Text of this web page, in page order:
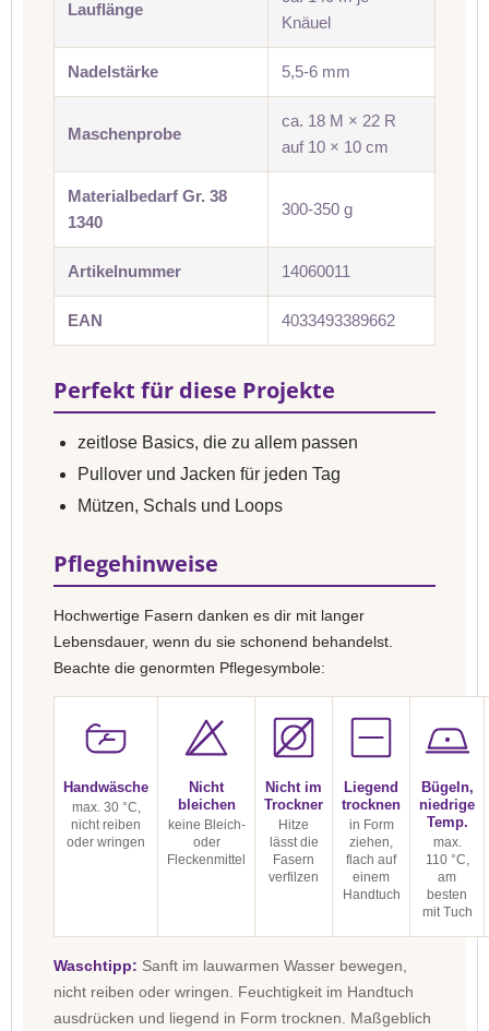
Lauflänge
Knäuel
Nadelstärke 5,5-6 mm
Maschenprobe
ca. 18 M × 22 R
auf 10 × 10 cm
Materialbedarf Gr. 38
1340
300-350 g
Artikelnummer 14060011
EAN 4033493389662
Perfekt für diese Projekte
zeitlose Basics, die zu allem passen
Pullover und Jacken für jeden Tag
Mützen, Schals und Loops
Pflegehinweise
Hochwertige Fasern danken es dir mit langer
Lebensdauer, wenn du sie schonend behandelst.
Beachte die genormten Pflegesymbole:
Handwäsche
max. 30 °C,
nicht reiben
oder wringen
Nicht
bleichen
keine Bleich-
oder
Fleckenmittel
Nicht im
Trockner
Hitze
lässt die
Fasern
verfilzen
Liegend
trocknen
in Form
ziehen,
flach auf
einem
Handtuch
Bügeln,
niedrige
Temp.
max.
110 °C,
am
besten
mit Tuch
Waschtipp: Sanft im lauwarmen Wasser bewegen,
nicht reiben oder wringen. Feuchtigkeit im Handtuch
ausdrücken und liegend in Form trocknen. Maßgeblich